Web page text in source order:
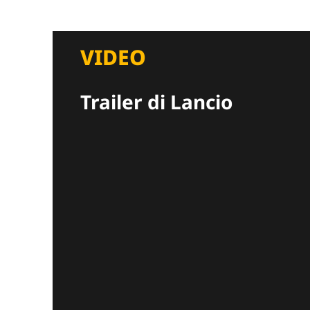
VIDEO
Trailer di Lancio